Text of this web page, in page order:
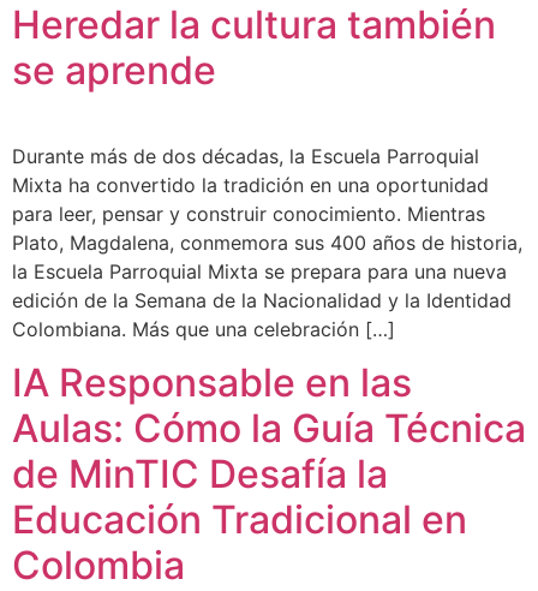
Heredar la cultura también
se aprende
Durante más de dos décadas, la Escuela Parroquial
Mixta ha convertido la tradición en una oportunidad
para leer, pensar y construir conocimiento. Mientras
Plato, Magdalena, conmemora sus 400 años de historia,
la Escuela Parroquial Mixta se prepara para una nueva
edición de la Semana de la Nacionalidad y la Identidad
Colombiana. Más que una celebración […]
IA Responsable en las
Aulas: Cómo la Guía Técnica
de MinTIC Desafía la
Educación Tradicional en
Colombia